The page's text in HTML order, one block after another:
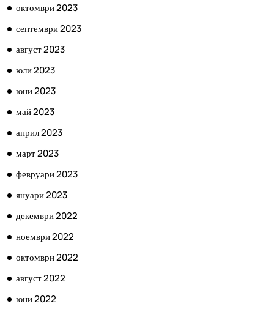
октомври 2023
септември 2023
август 2023
юли 2023
юни 2023
май 2023
април 2023
март 2023
февруари 2023
януари 2023
декември 2022
ноември 2022
октомври 2022
август 2022
юни 2022